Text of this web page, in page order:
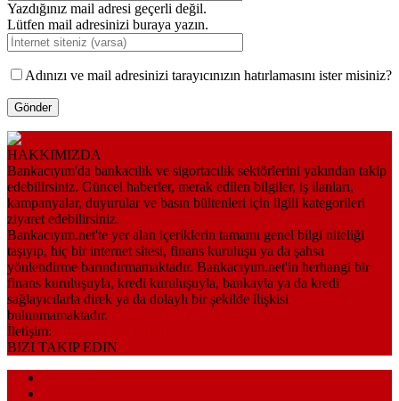
Yazdığınız mail adresi geçerli değil.
Lütfen mail adresinizi buraya yazın.
Adınızı ve mail adresinizi tarayıcınızın hatırlamasını ister misiniz?
HAKKIMIZDA
Bankacıyım'da bankacılık ve sigortacılık sektörlerini yakından takip
edebilirsiniz. Güncel haberler, merak edilen bilgiler, iş ilanları,
kampanyalar, duyurular ve basın bültenleri için ilgili kategorileri
ziyaret edebilirsiniz.
Bankacıyım.net'te yer alan içeriklerin tamamı genel bilgi niteliği
taşıyıp, hiç bir internet sitesi, finans kuruluşu ya da şahsa
yönlendirme barındırmamaktadır. Bankacıyım.net'in herhangi bir
finans kuruluşuyla, kredi kuruluşuyla, bankayla ya da kredi
sağlayıcılarla direk ya da dolaylı bir şekilde ilişkisi
bulunmamaktadır.
İletişim:
BIZI TAKIP EDIN